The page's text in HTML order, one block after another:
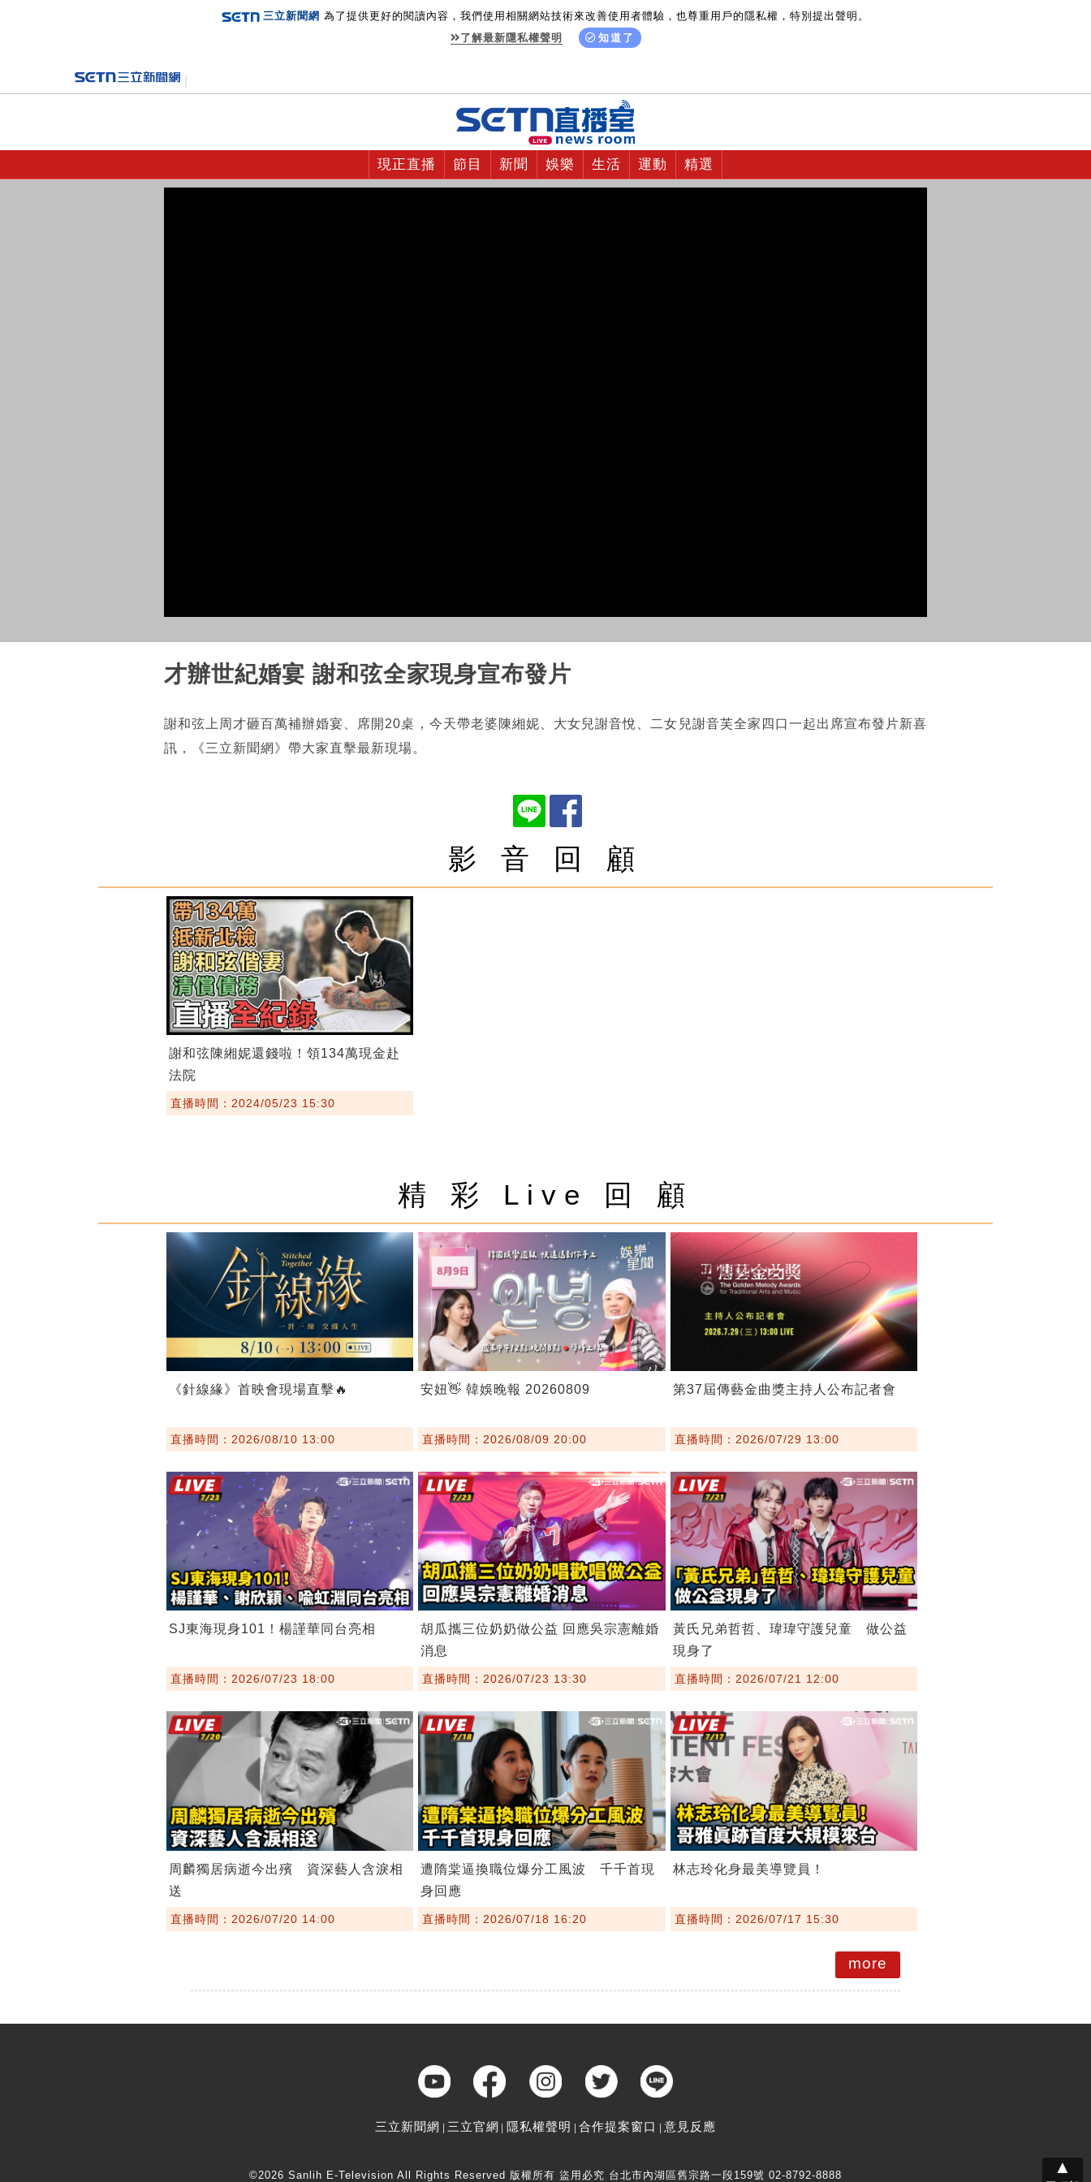
三立新聞網 為了提供更好的閱讀內容，我們使用相關網站技術來改善使用者體驗，也尊重用戶的隱私權，特別提出聲明。
了解最新隱私權聲明
知道了
現正直播 節目 新聞 娛樂 生活 運動 精選
才辦世紀婚宴 謝和弦全家現身宣布發片
謝和弦上周才砸百萬補辦婚宴、席開20桌，今天帶老婆陳緗妮、大女兒謝音悅、二女兒謝音芙全家四口一起出席宣布發片新喜
訊，《三立新聞網》帶大家直擊最新現場。
影 音 回 顧
謝和弦陳緗妮還錢啦！領134萬現金赴
法院
直播時間：2024/05/23 15:30
精 彩 Live 回 顧
《針線緣》首映會現場直擊🔥
直播時間：2026/08/10 13:00
安妞👋 韓娛晚報 20260809
直播時間：2026/08/09 20:00
第37屆傳藝金曲獎主持人公布記者會
直播時間：2026/07/29 13:00
SJ東海現身101！楊謹華同台亮相
直播時間：2026/07/23 18:00
胡瓜攜三位奶奶做公益 回應吳宗憲離婚
消息
直播時間：2026/07/23 13:30
黃氏兄弟哲哲、瑋瑋守護兒童 做公益
現身了
直播時間：2026/07/21 12:00
周麟獨居病逝今出殯 資深藝人含淚相
送
直播時間：2026/07/20 14:00
遭隋棠逼換職位爆分工風波 千千首現
身回應
直播時間：2026/07/18 16:20
林志玲化身最美導覽員！
直播時間：2026/07/17 15:30
more
三立新聞網 三立官網 隱私權聲明 合作提案窗口 意見反應
©2026 Sanlih E-Television All Rights Reserved 版權所有 盜用必究 台北市內湖區舊宗路一段159號 02-8792-8888 ▲